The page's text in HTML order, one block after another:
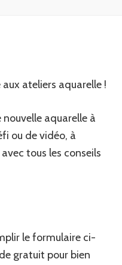
ateliers aquarelle !
nouvelle aquarelle à
ou de vidéo, à
tous les conseils
le formulaire ci-
gratuit pour bien